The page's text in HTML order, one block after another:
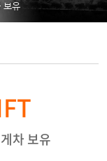
보유
차 보유